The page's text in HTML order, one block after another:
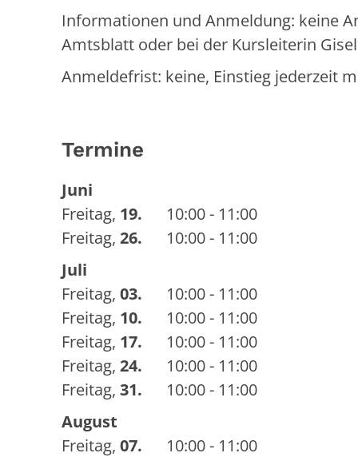
Informationen und Anmeldung: keine
Amtsblatt oder bei der Kursleiterin
Anmeldefrist: keine, Einstieg jederzeit
Termine
Juni
Freitag, 19.
10:00 - 11:00
Freitag, 26.
10:00 - 11:00
Juli
Freitag, 03.
10:00 - 11:00
Freitag, 10.
10:00 - 11:00
Freitag, 17.
10:00 - 11:00
Freitag, 24.
10:00 - 11:00
Freitag, 31.
10:00 - 11:00
August
Freitag, 07.
10:00 - 11:00